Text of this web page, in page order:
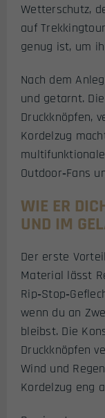
Wetterschutz,
auf
genug ist, um
Nach dem
und getarnt.
Druckknöpfen,
Kordelzug
Outdoor‑Fans
WIE ER
UND IM
Der erste
Material lässt
wenn du an
bleibst. Die
Druckknöpfen
Wind und
Kordelzug eng